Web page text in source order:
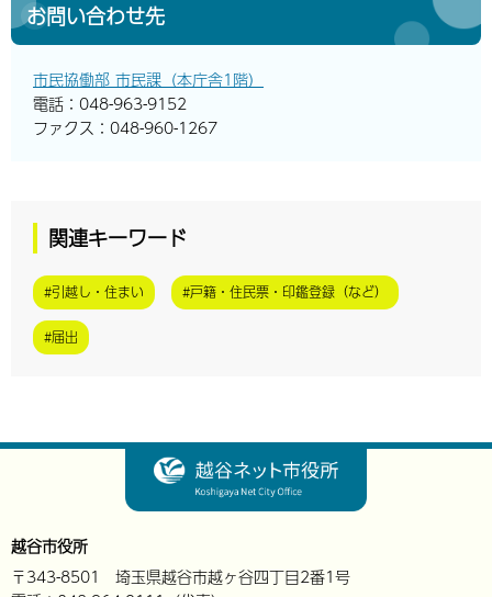
お問い合わせ先
市民協働部 市民課（本庁舎1階）
電話：048-963-9152
ファクス：048-960-1267
関連キーワード
#引越し・住まい #戸籍・住民票・印鑑登録（など）
#届出
越谷市役所
〒343-8501 埼玉県越谷市越ヶ谷四丁目2番1号